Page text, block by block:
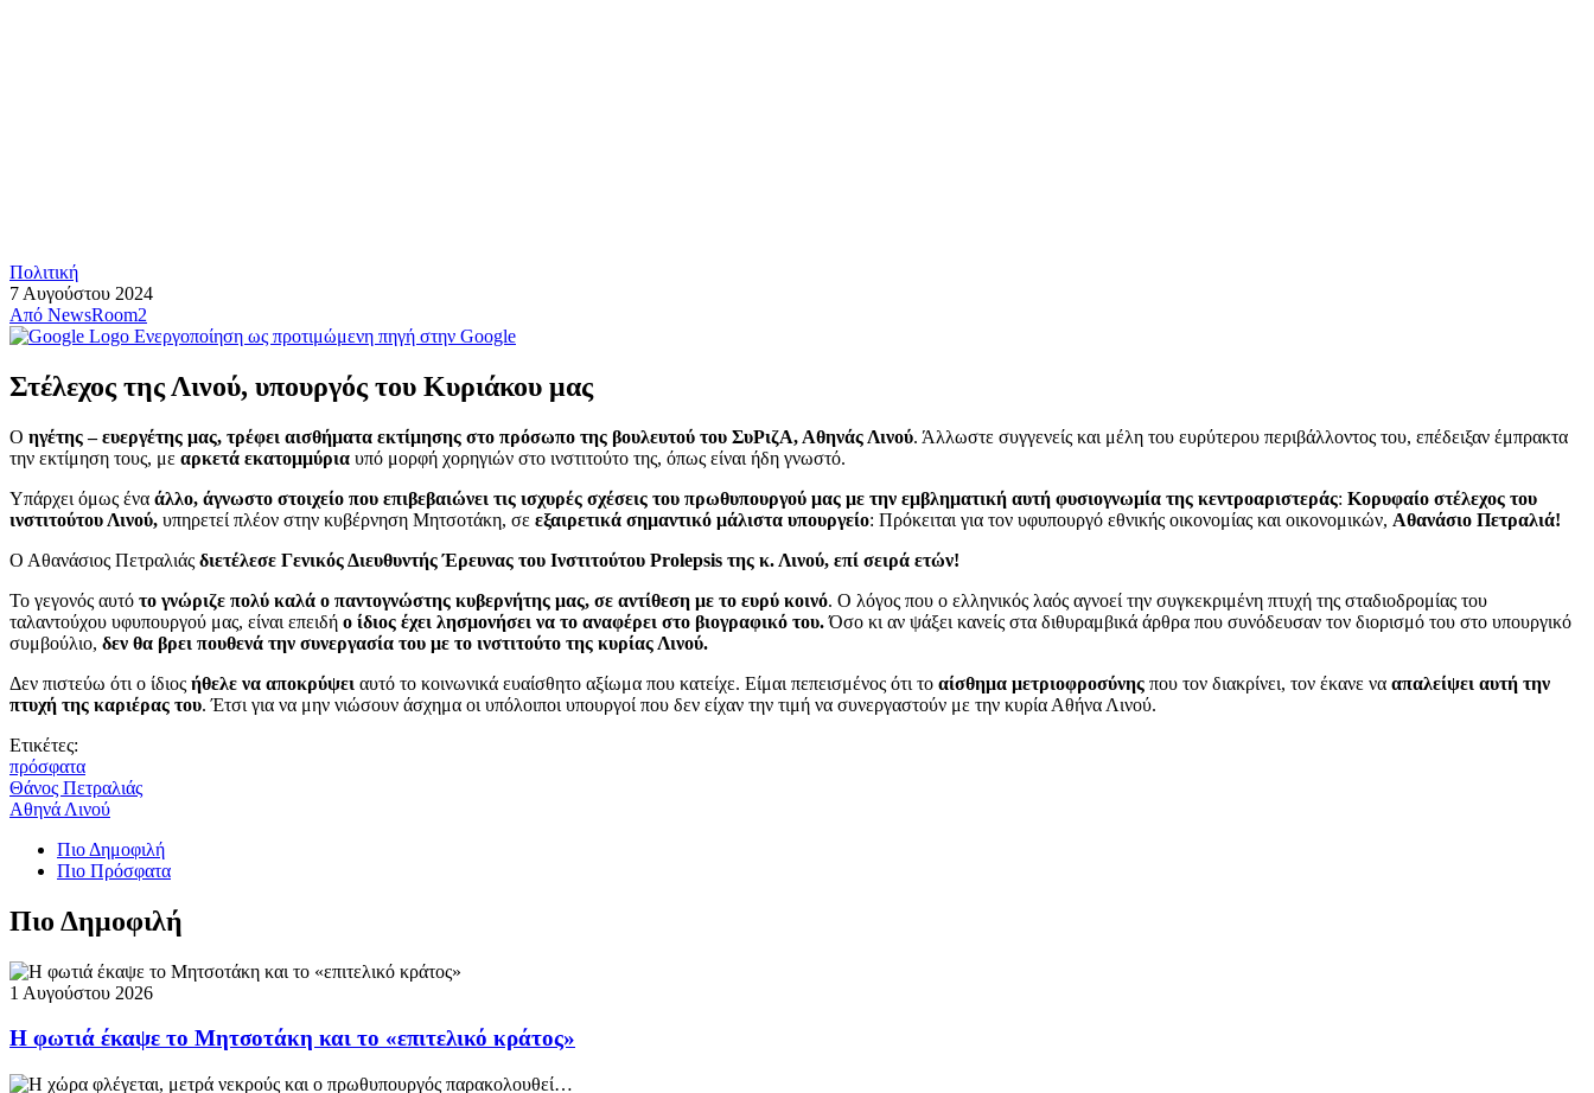
Πολιτική
7 Αυγούστου 2024
Από NewsRoom2
Ενεργοποίηση ως προτιμώμενη πηγή στην Google
Στέλεχος της Λινού, υπουργός του Κυριάκου μας
Ο ηγέτης – ευεργέτης μας, τρέφει αισθήματα εκτίμησης στο πρόσωπο της βουλευτού του ΣυΡιζΑ, Αθηνάς Λινού. Άλλωστε συγγενείς και μέλη του ευρύτερου περιβάλλοντος του, επέδειξαν έμπρακτα
την εκτίμηση τους, με αρκετά εκατομμύρια υπό μορφή χορηγιών στο ινστιτούτο της, όπως είναι ήδη γνωστό.
Υπάρχει όμως ένα άλλο, άγνωστο στοιχείο που επιβεβαιώνει τις ισχυρές σχέσεις του πρωθυπουργού μας με την εμβληματική αυτή φυσιογνωμία της κεντροαριστεράς: Κορυφαίο στέλεχος του
ινστιτούτου Λινού, υπηρετεί πλέον στην κυβέρνηση Μητσοτάκη, σε εξαιρετικά σημαντικό μάλιστα υπουργείο: Πρόκειται για τον υφυπουργό εθνικής οικονομίας και οικονομικών, Αθανάσιο Πετραλιά!
Ο Αθανάσιος Πετραλιάς διετέλεσε Γενικός Διευθυντής Έρευνας του Ινστιτούτου Prolepsis της κ. Λινού, επί σειρά ετών!
Το γεγονός αυτό το γνώριζε πολύ καλά ο παντογνώστης κυβερνήτης μας, σε αντίθεση με το ευρύ κοινό. Ο λόγος που ο ελληνικός λαός αγνοεί την συγκεκριμένη πτυχή της σταδιοδρομίας του
ταλαντούχου υφυπουργού μας, είναι επειδή ο ίδιος έχει λησμονήσει να το αναφέρει στο βιογραφικό του.Όσο κι αν ψάξει κανείς στα διθυραμβικά άρθρα που συνόδευσαν τον διορισμό του στο υπουργικό
συμβούλιο, δεν θα βρει πουθενά την συνεργασία του με το ινστιτούτο της κυρίας Λινού.
Δεν πιστεύω ότι ο ίδιος ήθελε να αποκρύψει αυτό το κοινωνικά ευαίσθητο αξίωμα που κατείχε. Είμαι πεπεισμένος ότι το αίσθημα μετριοφροσύνης που τον διακρίνει, τον έκανε να απαλείψει αυτή την
πτυχή της καριέρας του. Έτσι για να μην νιώσουν άσχημα οι υπόλοιποι υπουργοί που δεν είχαν την τιμή να συνεργαστούν με την κυρία Αθήνα Λινού.
Ετικέτες:
πρόσφατα
Θάνος Πετραλιάς
Αθηνά Λινού
Πιο Δημοφιλή
Πιο Πρόσφατα
Πιο Δημοφιλή
1 Αυγούστου 2026
Η φωτιά έκαψε το Μητσοτάκη και το «επιτελικό κράτος»